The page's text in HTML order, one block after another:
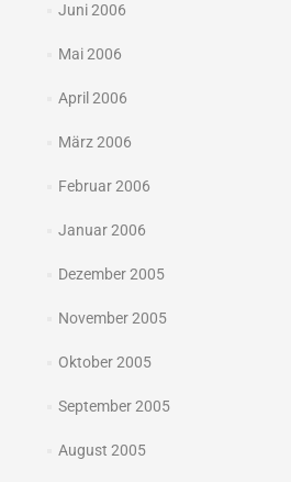
Juni 2006
Mai 2006
April 2006
März 2006
Februar 2006
Januar 2006
Dezember 2005
November 2005
Oktober 2005
September 2005
August 2005